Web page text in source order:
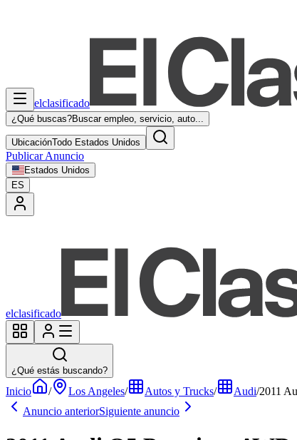
elclasificado
¿Qué buscas?Buscar empleo, servicio, auto...
UbicaciónTodo Estados Unidos
Publicar Anuncio
Estados Unidos
ES
elclasificado
¿Qué estás buscando?
Inicio / Los Angeles/ Autos y Trucks/ Audi/2011
Anuncio anteriorSiguiente anuncio